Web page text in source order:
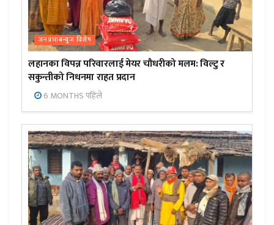
जनप्रभाबन्युज विशेष
लहानका विपन्न परिवारलाई मेयर चौधरीको मलम: विल्टु र
सकुन्तीको निधनमा राहत प्रदान
6 MONTHS पहिले